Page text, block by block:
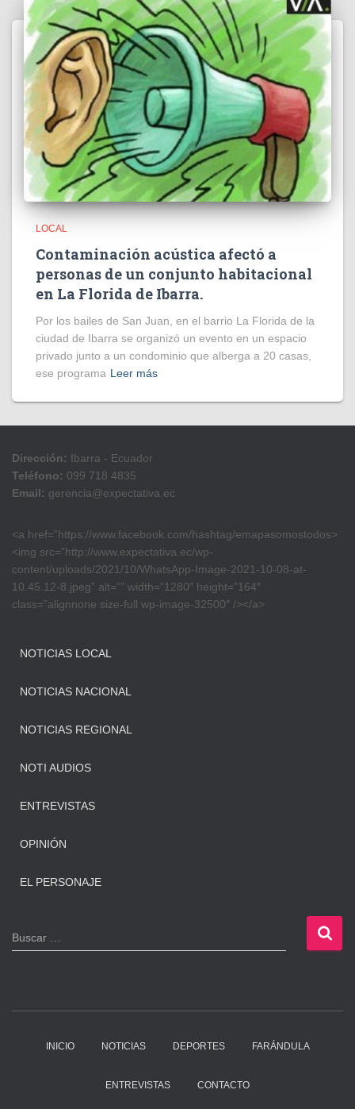
LOCAL
Contaminación acústica afectó a
personas de un conjunto habitacional
en La Florida de Ibarra.
Por los bailes de San Juan, en el barrio La Florida de la
ciudad de Ibarra se organizó un evento en un espacio
privado junto a un condominio que alberga a 20 casas,
ese programa Leer más
Dirección: Ibarra - Ecuador
Teléfono: 099 718 4835
Email: gerencia@expectativa.ec
<a href=”https://www.facebook.com/hashtag/emapasomostodos>
<img src=”http://www.expectativa.ec/wp-
content/uploads/2021/10/WhatsApp-Image-2021-10-08-at-
10.45.12-8.jpeg” alt=”” width=”1280″ height=”164″
class=”alignnone size-full wp-image-32500″ /></a>
NOTICIAS LOCAL
NOTICIAS NACIONAL
NOTICIAS REGIONAL
NOTI AUDIOS
ENTREVISTAS
OPINIÓN
EL PERSONAJE
B
u
Buscar …
INICIO NOTICIAS DEPORTES FARÁNDULA
ENTREVISTAS CONTACTO